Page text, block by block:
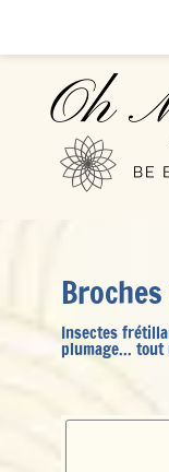
Insectes
plumage...